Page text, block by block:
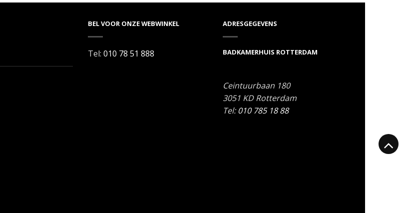
BEL VOOR ONZE WEBWINKEL
Tel: 010 78 51 888
ADRESGEGEVENS
BADKAMERHUIS ROTTERDAM
Ceintuurbaan 180
3051 KD Rotterdam
Tel:010 785 18 88